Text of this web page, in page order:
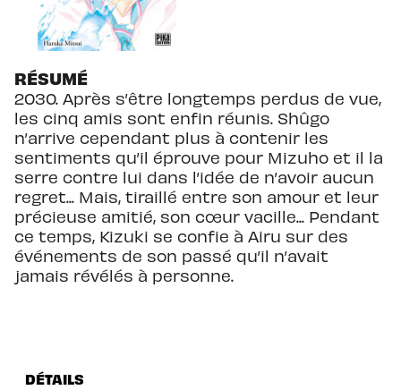
RÉSUMÉ
2030. Après s’être longtemps perdus de vue,
les cinq amis sont enfin réunis. Shûgo
n’arrive cependant plus à contenir les
sentiments qu’il éprouve pour Mizuho et il la
serre contre lui dans l’idée de n’avoir aucun
regret... Mais, tiraillé entre son amour et leur
précieuse amitié, son cœur vacille... Pendant
ce temps, Kizuki se confie à Airu sur des
événements de son passé qu’il n’avait
jamais révélés à personne.
DÉTAILS